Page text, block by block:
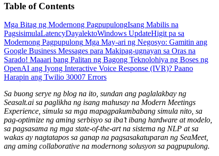
Table of Contents
Mga Bitag ng Modernong PagpupulongIsang Mabilis na
PagsisimulaLatencyDayalektoWindows UpdateHigit pa sa
Modernong Pagpupulong Mga May-ari ng Negosyo: Gamitin ang
Google Business Messages para Makipag-ugnayan sa Oras na
Sarado! Maaari bang Palitan ng Bagong Teknolohiya ng Boses ng
OpenAI ang Iyong Interactive Voice Response (IVR)? Paano
Harapin ang Twilio 30007 Errors
Sa buong serye ng blog na ito, sundan ang paglalakbay ng
Seasalt.ai sa paglikha ng isang mahusay na Modern Meetings
Experience, simula sa mga mapagpakumbabang simula nito, sa
pag-optimize ng aming serbisyo sa iba’t ibang hardware at modelo,
sa pagsasama ng mga state-of-the-art na sistema ng NLP at sa
wakas ay nagtatapos sa ganap na pagsasakatuparan ng SeaMeet,
ang aming collaborative na modernong solusyon sa pagpupulong.